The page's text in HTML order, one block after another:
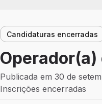
Candidaturas encerradas
Operador(a)
Publicada em 30 de
Inscrições encerradas